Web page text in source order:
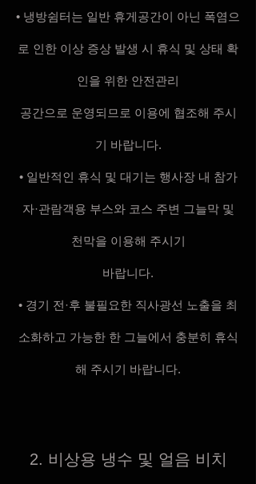
• 냉방쉼터는 일반 휴게공간이 아닌 폭염으
로 인한 이상 증상 발생 시 휴식 및 상태 확
인을 위한 안전관리
공간으로 운영되므로 이용에 협조해 주시
기 바랍니다.
• 일반적인 휴식 및 대기는 행사장 내 참가
자·관람객용 부스와 코스 주변 그늘막 및
천막을 이용해 주시기
바랍니다.
• 경기 전·후 불필요한 직사광선 노출을 최
소화하고 가능한 한 그늘에서 충분히 휴식
해 주시기 바랍니다.
2. 비상용 냉수 및 얼음 비치